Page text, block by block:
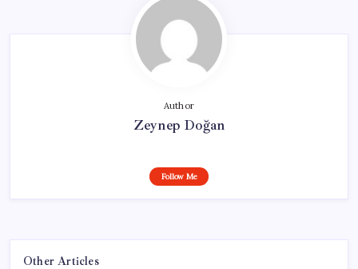
Author
Zeynep Doğan
Follow Me
Other Articles